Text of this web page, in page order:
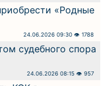
«Родные
24.06.2026 09:30 👁 1788
судебного спора
24.06.2026 08:15 👁 957